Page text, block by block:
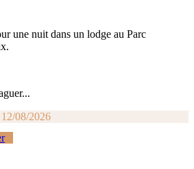
une nuit dans un lodge au Parc
08/2026